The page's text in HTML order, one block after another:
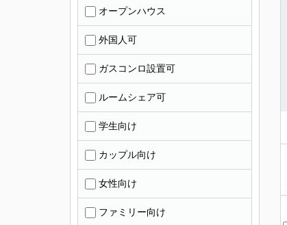
オープンハウス
外国人可
ガスコンロ設置可
ルームシェア可
学生向け
カップル向け
女性向け
ファミリー向け